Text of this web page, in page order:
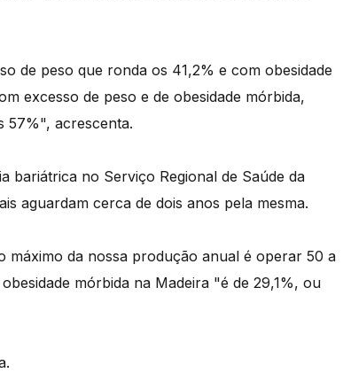
de peso que ronda os 41,2% e com obesidade
excesso de peso e de obesidade mórbida,
57%", acrescenta.
bariátrica no Serviço Regional de Saúde da
aguardam cerca de dois anos pela mesma.
máximo da nossa produção anual é operar 50 a
mórbida na Madeira "é de 29,1%, ou